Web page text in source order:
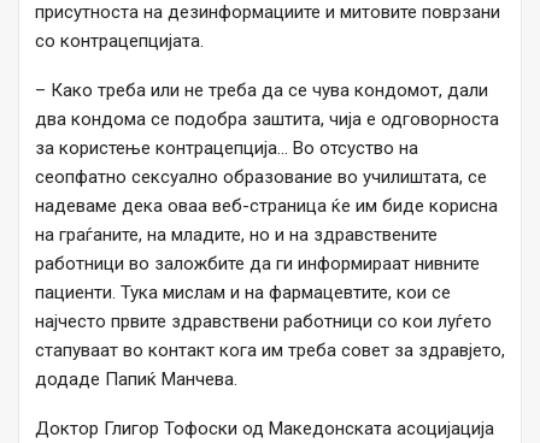
присутноста на дезинформациите и митовите поврзани
со контрацепцијата.
– Како треба или не треба да се чува кондомот, дали
два кондома се подобра заштита, чија е одговорноста
за користење контрацепција… Во отсуство на
сеопфатно сексуално образование во училиштата, се
надеваме дека оваа веб-страница ќе им биде корисна
на граѓаните, на младите, но и на здравствените
работници во заложбите да ги информираат нивните
пациенти. Тука мислам и на фармацевтите, кои се
најчесто првите здравствени работници со кои луѓето
стапуваат во контакт кога им треба совет за здравјето,
додаде Папиќ Манчева.
Доктор Глигор Тофоски од Македонската асоцијација